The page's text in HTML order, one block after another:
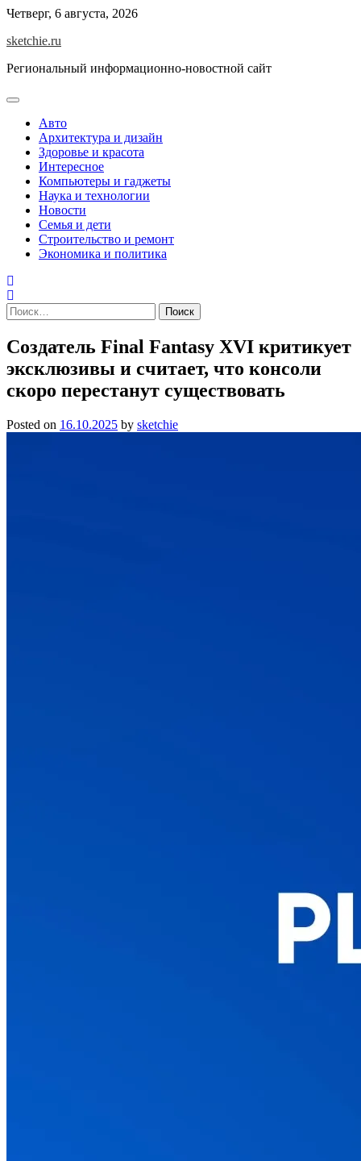
Skip
content
Четверг, 6 августа, 2026
sketchie.ru
Региональный информационно-новостной сайт
Авто
Архитектура и дизайн
Здоровье и красота
Интересное
Компьютеры и гаджеты
Наука и технологии
Новости
Семья и дети
Строительство и ремонт
Экономика и политика
Найти:
Создатель Final Fantasy XVI критикует
эксклюзивы и считает, что консоли
скоро перестанут существовать
Posted on 16.10.2025 by sketchie